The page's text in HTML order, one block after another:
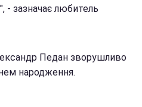
- зазначає любитель
Педан зворушливо
народження.